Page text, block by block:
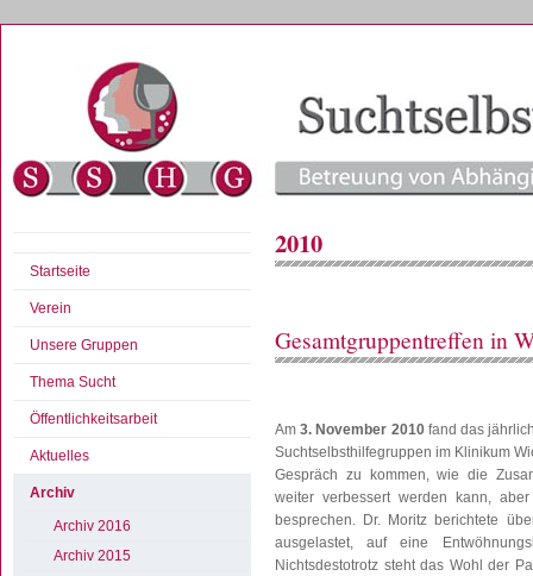
Startseite
Verein
Unsere Gruppen
Thema Sucht
Öffentlichkeitsarbeit
Aktuelles
Archiv
Archiv 2016
Archiv 2015
2010
Gesamtgruppentreffen in
Am3. November 2010fand das
Suchtselbsthilfegruppen im Klinikum
Gespräch zu kommen, wie die
weiter verbessert werden kann,
besprechen. Dr. Moritz berichtete
ausgelastet, auf eine
Nichtsdestotrotz steht das Wohl der